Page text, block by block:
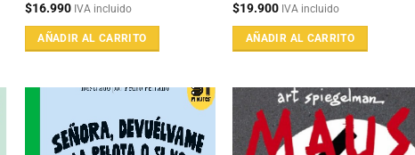
$16.990 IVA incluido
AÑADIR AL CARRITO
$19.900 IVA incluido
AÑADIR AL CARRITO